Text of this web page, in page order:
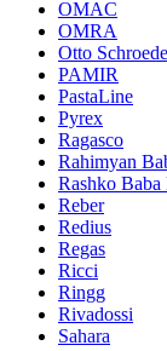
OMAC
OMRA
Otto
PAMIR
PastaLine
Pyrex
Ragasco
Rahimyan
Rashko Baba
Reber
Redius
Regas
Ricci
Ringg
Rivadossi
Sahara